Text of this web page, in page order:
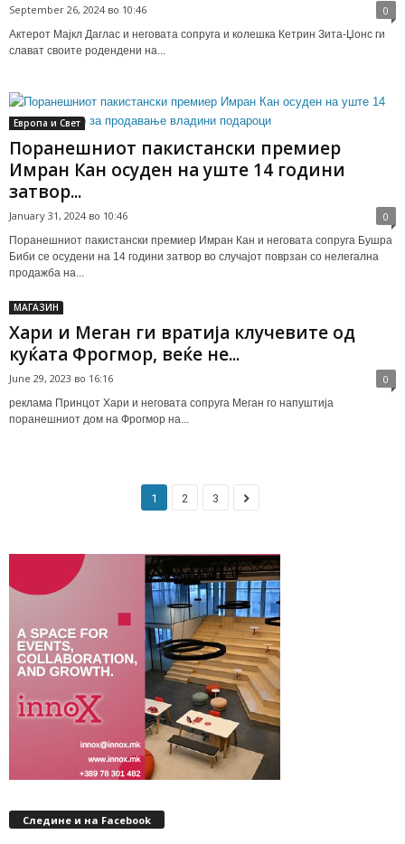
September 26, 2024 во 10:46 0
Актерот Мајкл Даглас и неговата сопруга и колешка Кетрин Зита-Џонс ги
слават своите родендени на...
Европа и Свет
Поранешниот пакистански премиер
Имран Кан осуден на уште 14 години
затвор...
January 31, 2024 во 10:46 0
Поранешниот пакистански премиер Имран Кан и неговата сопруга Бушра
Биби се осудени на 14 години затвор во случајот поврзан со нелегална
продажба на...
МАГАЗИН
Хари и Меган ги вратија клучевите од
куќата Фрогмор, веќе не...
June 29, 2023 во 16:16 0
реклама Принцот Хари и неговата сопруга Меган го напуштија
поранешниот дом на Фрогмор на...
1 2 3
Следине и на Facebook